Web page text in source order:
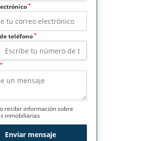
*
teléfono *
*
recibir información sobre
inmobiliarias
Enviar mensaje